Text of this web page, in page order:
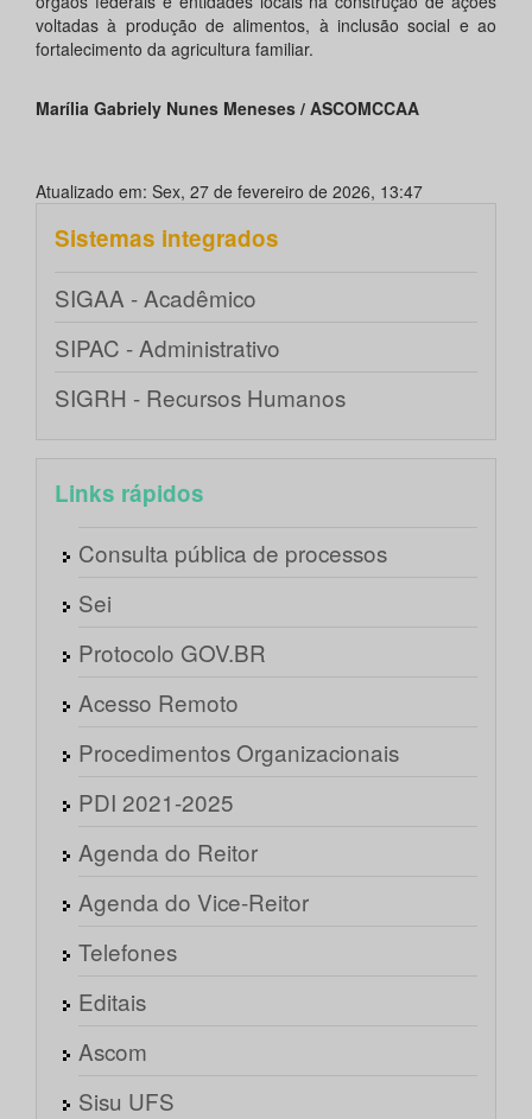
voltadas à produção de alimentos, à inclusão social e ao
fortalecimento da agricultura familiar.
Marília Gabriely Nunes Meneses / ASCOMCCAA
Atualizado em: Sex, 27 de fevereiro de 2026, 13:47
Sistemas integrados
SIGAA - Acadêmico
SIPAC - Administrativo
SIGRH - Recursos Humanos
Links rápidos
Consulta pública de processos
Sei
Protocolo GOV.BR
Acesso Remoto
Procedimentos Organizacionais
PDI 2021-2025
Agenda do Reitor
Agenda do Vice-Reitor
Telefones
Editais
Ascom
Sisu UFS